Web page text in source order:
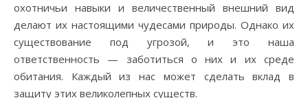
охотничьи навыки и величественный внешний вид
делают их настоящими чудесами природы. Однако их
существование под угрозой, и это наша
ответственность — заботиться о них и их среде
обитания. Каждый из нас может сделать вклад в
защиту этих великолепных существ.